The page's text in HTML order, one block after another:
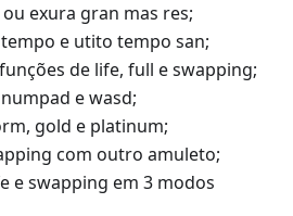
exura gran mas res;
e utito tempo san;
de life, full e swapping;
e wasd;
gold e platinum;
com outro amuleto;
e swapping em 3 modos